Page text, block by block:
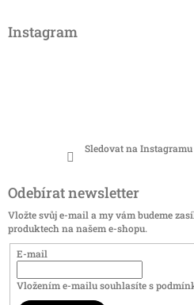
Instagram
Sledovat na Instagramu
Odebírat newsletter
Vložte svůj e-mail a my vám budeme
produktech na našem e-shopu.
E-mail
Vložením e-mailu souhlasíte s